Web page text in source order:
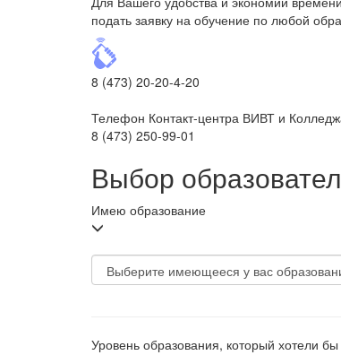
подать заявку на обучение по любой
8 (473) 20-20-4-20
Телефон Контакт-центра ВИВТ и
8 (473) 250-99-01
Выбор
Имею образование
Уровень образования, который хотели бы